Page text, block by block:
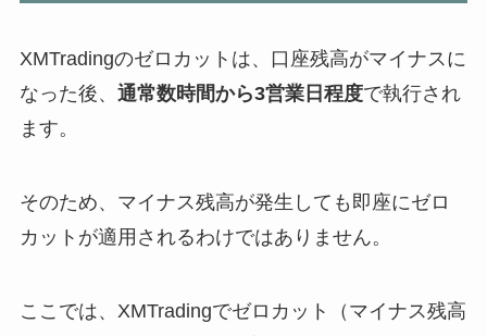
XMTradingのゼロカットは、口座残高がマイナスに
なった後、 通常数時間から3営業日程度で執行され
ます。
そのため、マイナス残高が発生しても即座にゼロ
カットが適用されるわけではありません。
ここでは、XMTradingでゼロカット（マイナス残高